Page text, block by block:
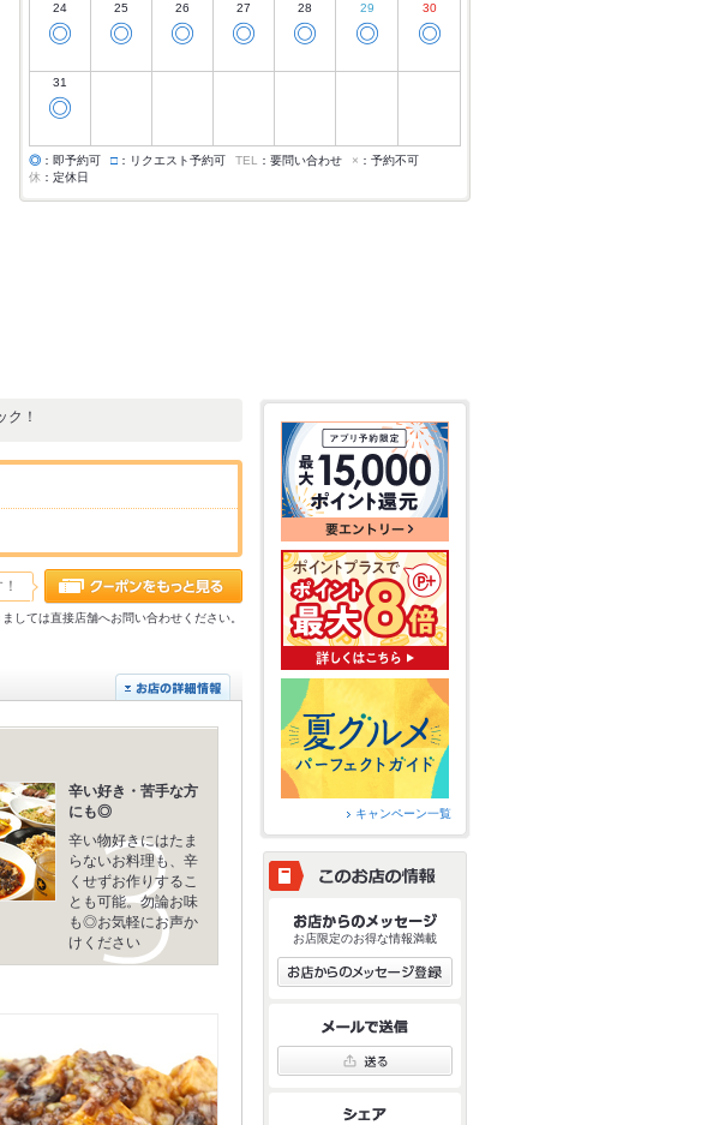
24
◎
25
◎
26
◎
27
◎
28
◎
29
◎
30
◎
31
◎
◎ ：即予約可 □ ：リクエスト予約可 TEL ：要問い合わせ × ：予約不可
休 ：定休日
ク！
しては直接店舗へお問い合わせください。
辛い好き・苦手な方
にも◎
辛い物好きにはたま
らないお料理も、辛
くせずお作りするこ
とも可能。勿論お味
も◎お気軽にお声か
けください
キャンペーン一覧
お店限定のお得な情報満載